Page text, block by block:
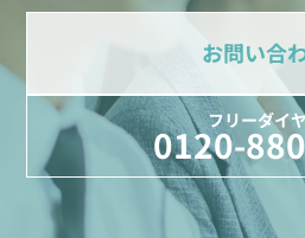
お問い合
フリーダイ
0120-